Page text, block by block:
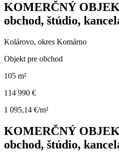
KOMERČNÝ
obchod, štúdio,
Kolárovo, okres Komárno
Objekt pre obchod
105 m²
114 990 €
1 095,14 €/m²
KOMERČNÝ
obchod, štúdio,